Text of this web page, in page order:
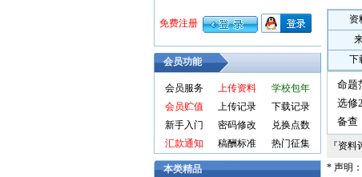
会员功能
会员服务 上传资料
学校包年
会员贮值
上传记录
下载记录
新手入门
密码修改
兑换点数
汇款通知
稿酬标准 热门征集
本类精品
资
下
命题
选修2
备查
『资料
* 声明